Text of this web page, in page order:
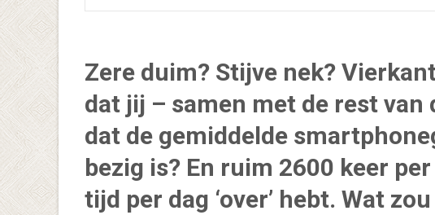
Zere duim? Stijve nek?
dat jij – samen met de rest
dat de gemiddelde
bezig is? En ruim 2600 keer
tijd per dag ‘over’ hebt. Wat